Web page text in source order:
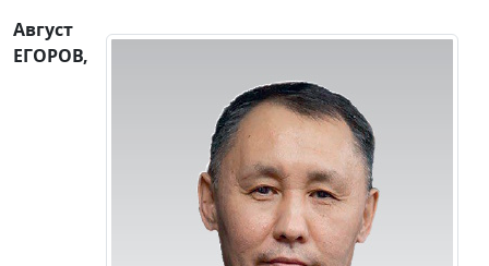
Август
ЕГОРОВ,